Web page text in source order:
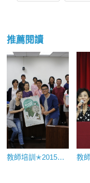
推薦閱讀
教師培訓✭2015與導演對話——《太陽的孩子》